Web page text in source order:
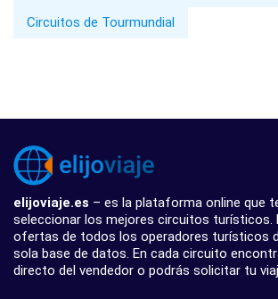
Circuitos de Tourmundial
elijoviaje.es – es la plataforma online que
seleccionar los mejores circuitos turísticos.
ofertas de todos los operadores turísticos
sola base de datos. En cada circuito
directo del vendedor o podrás solicitar tu